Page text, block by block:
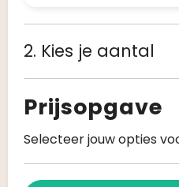
2. Kies je aantal
Prijsopgave
Selecteer jouw opties